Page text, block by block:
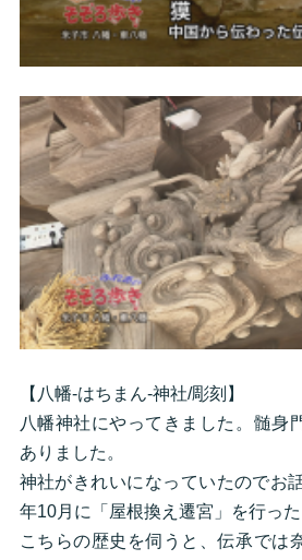
【八幡-はちまん-神社/彫刻】
八幡神社にやってきました。髄身
ありました。
神社がきれいになっていたのでお
年10月に「屋根換え遷宮」を行った
こちらの歴史を伺うと、伝承では